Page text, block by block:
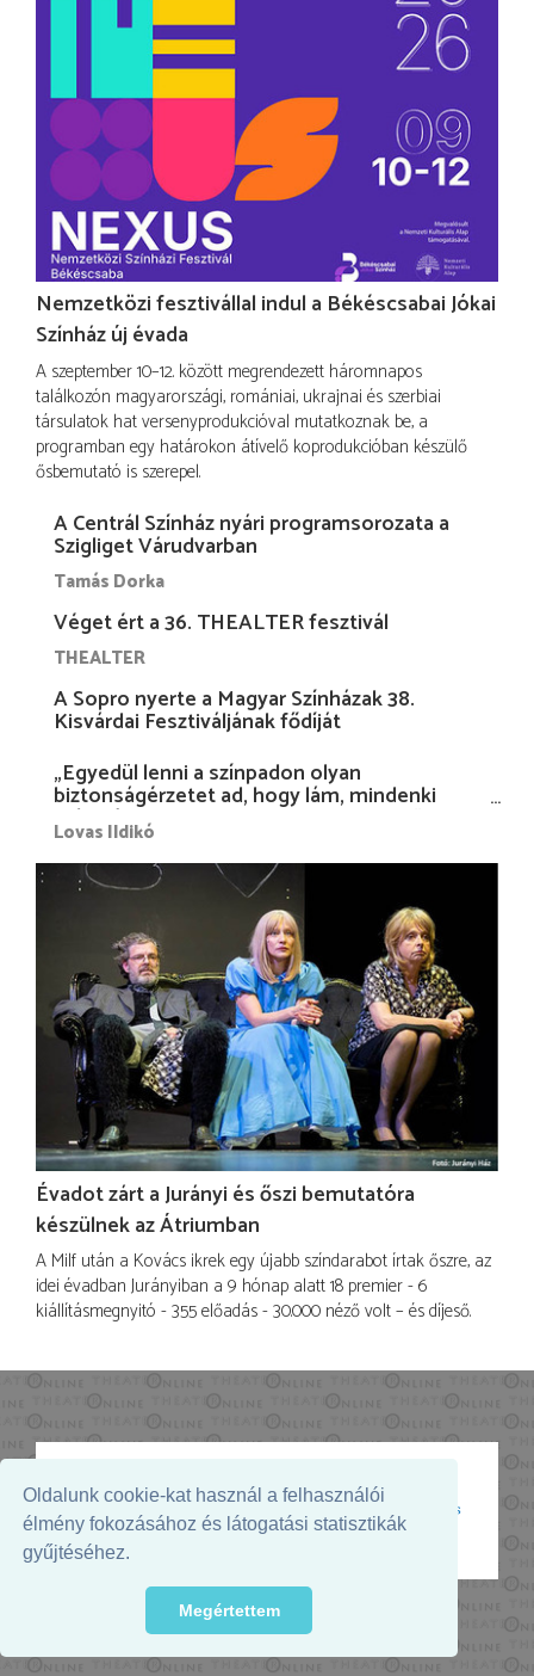
Oldalunk cookie-kat használ a felhasználói
élmény fokozásához és látogatási statisztikák
gyűjtéséhez.
Megértettem
Nemzetközi fesztivállal indul a Békéscsabai Jókai
Színház új évada
A szeptember 10–12. között megrendezett háromnapos
találkozón magyarországi, romániai, ukrajnai és szerbiai
társulatok hat versenyprodukcióval mutatkoznak be, a
programban egy határokon átívelő koprodukcióban készülő
ősbemutató is szerepel.
A Centrál Színház nyári programsorozata a
Szigliget Várudvarban
Tamás Dorka
Véget ért a 36. THEALTER fesztivál
THEALTER
A Sopro nyerte a Magyar Színházak 38.
Kisvárdai Fesztiváljának fődíját
„Egyedül lenni a színpadon olyan
biztonságérzetet ad, hogy lám, mindenki
más nélkül is megvagyok magammal…”
Lovas Ildikó
Évadot zárt a Jurányi és őszi bemutatóra
készülnek az Átriumban
A Milf után a Kovács ikrek egy újabb színdarabot írtak őszre, az
idei évadban Jurányiban a 9 hónap alatt 18 premier - 6
kiállításmegnyitó - 355 előadás - 30.000 néző volt – és díjeső.
Az oldal megjelenését támogatja:
© 2026. - THEATER Online -theater.hu